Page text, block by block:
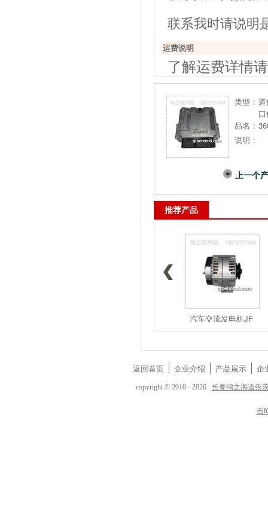
联系我时请说明
运费说明
了解运费详情
类型：
品名：
说明：
上一个
推荐产品
汽车交流发电机JF
返回首页 企业介绍 产品展示 企
copyright © 2010 - 2026 长春鸿之海道依
吉